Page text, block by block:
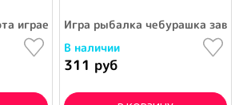
играем вместе, на блистере
Игра рыбалка чебурашка
В наличии
311 руб